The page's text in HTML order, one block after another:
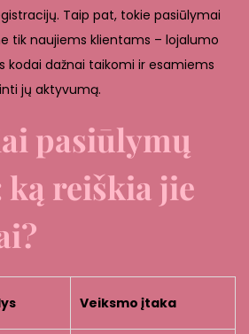
Taip pat, tokie pasiūlymai
tik naujiems klientams – lojalumo
kodai dažnai taikomi ir esamiems
jų aktyvumą.
pasiūlymų
reiškia jie
Veiksmo įtaka